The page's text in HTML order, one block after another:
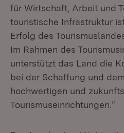
für Wirtschaft, Arbeit und
touristische Infrastruktur
Erfolg des
Im Rahmen des
unterstützt das Land die
bei der Schaffung und
hochwertigen und
Tourismuseinrichtungen.“